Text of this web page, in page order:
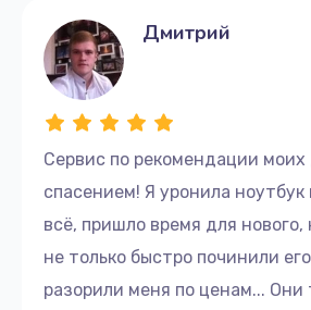
Сервис по рекомендации моих
спасением! Я уронила
всё, пришло время для нового,
не только быстро починили
разорили меня по ценам... Они
Дмитрий